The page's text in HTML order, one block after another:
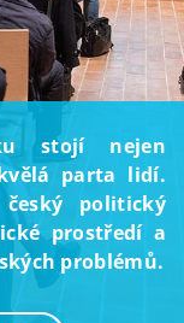
stojí nejen
parta lidí.
politický
prostředí a
problémů.